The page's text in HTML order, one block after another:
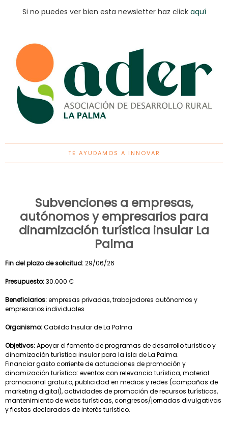
Si no puedes ver bien esta newsletter haz click aquí
TE AYUDAMOS A INNOVAR
Subvenciones a empresas,
autónomos y empresarios para
dinamización turística insular La
Palma
Fin del plazo de solicitud:29/06/26
Presupuesto:30.000 €
Beneficiarios:empresas privadas, trabajadores autónomos y
empresarios individuales
Organismo:Cabildo Insular de La Palma
Objetivos:Apoyar el fomento de programas de desarrollo turístico y
dinamización turística insular para la isla de La Palma.
Financiar gasto corriente de actuaciones de promoción y
dinamización turística: eventos con relevancia turística, material
promocional gratuito, publicidad en medios y redes (campañas de
marketing digital), actividades de promoción de recursos turísticos,
mantenimiento de webs turísticas, congresos/jornadas divulgativas
y fiestas declaradas de interés turístico.